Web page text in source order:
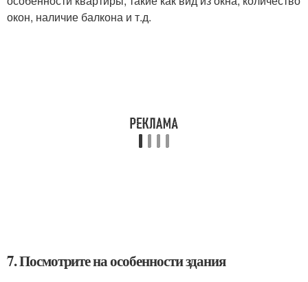
окон, наличие балкона и т.д.
7. Посмотрите на особенности здания